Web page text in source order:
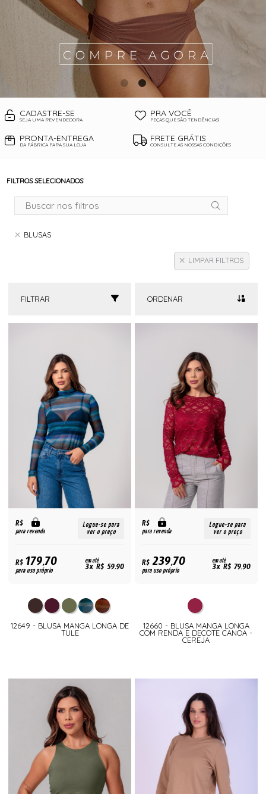
CADASTRE-SE
SEJA UMA REVENDEDORA
PRA VOCÊ
PEÇAS QUE SÃO TENDÊNCIAS!
PRONTA-ENTREGA
DA FÁBRICA PARA SUA LOJA
FRETE GRÁTIS
CONSULTE AS NOSSAS CONDIÇÕES
FILTROS SELECIONADOS
BLUSAS
LIMPAR FILTROS
FILTRAR ORDENAR
R$
para revenda
Logue-se para
ver o preço
R$179,70
para uso próprio
em até
3x R$ 59,90
12649 - BLUSA MANGA LONGA DE
TULE
R$
para revenda
Logue-se para
ver o preço
R$239,70
para uso próprio
em até
3x R$ 79,90
12660 - BLUSA MANGA LONGA
COM RENDA E DECOTE CANOA -
CEREJA